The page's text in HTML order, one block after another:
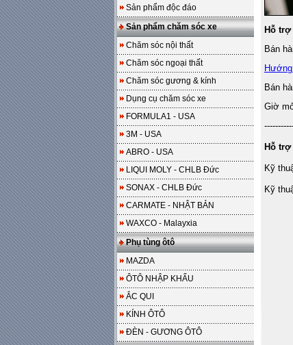
Sản phẩm độc đáo
Sản phẩm chăm sóc xe
Chăm sóc nội thất
Chăm sóc ngoại thất
Chăm sóc gương & kính
Dụng cụ chăm sóc xe
FORMULA1 - USA
3M - USA
ABRO - USA
LIQUI MOLY - CHLB Đức
SONAX - CHLB Đức
CARMATE - NHẬT BẢN
WAXCO - Malayxia
Phụ tùng ôtô
MAZDA
ÔTÔ NHẬP KHẨU
ẮC QUI
KÍNH ÔTÔ
ĐÈN - GƯƠNG ÔTÔ
Hỗ
Bán
Bán
Giờ
Hỗ
Kỹ
Kỹ